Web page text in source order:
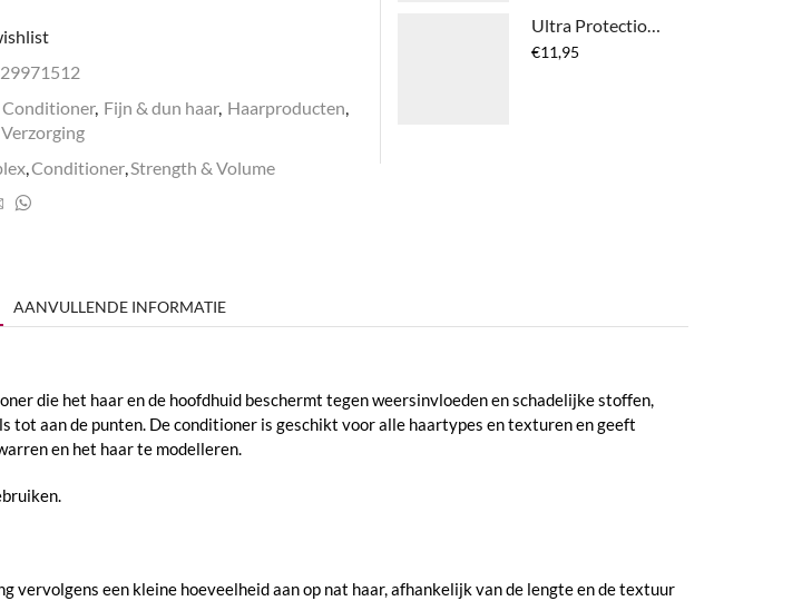
Conditioner, Fijn & dun haar, Haarproducten,
Verzorging
,Conditioner,Strength & Volume
Ultra Protection Leave-In Mist
€11,95
AANVULLENDE INFORMATIE
die het haar en de hoofdhuid beschermt tegen weersinvloeden en schadelijke stoffen,
aan de punten. De conditioner is geschikt voor alle haartypes en texturen en geeft
en het haar te modelleren.
een kleine hoeveelheid aan op nat haar, afhankelijk van de lengte en de textuur